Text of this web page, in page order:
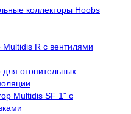
коллекторы Hoobs
R с вентилями
отопительных
Multidis SF 1" с